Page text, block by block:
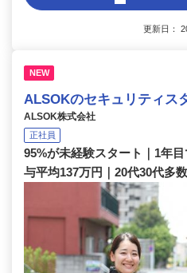
更新日：
NEW
ALSOKのセキュリティス
ALSOK株式会社
正社員
95%が未経験スタート｜1年
与平均137万円｜20代30代多